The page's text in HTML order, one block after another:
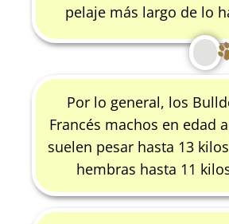
pelaje más largo de lo
Por lo general, los
Francés machos en edad
suelen pesar hasta 13
hembras hasta 11